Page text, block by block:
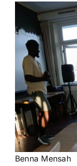
Benna Mensah